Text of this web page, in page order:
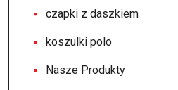
czapki z daszkiem
koszulki polo
Nasze Produkty